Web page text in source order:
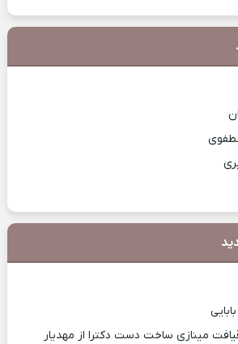
مینازی ساخت دست دکترا از مهدیار